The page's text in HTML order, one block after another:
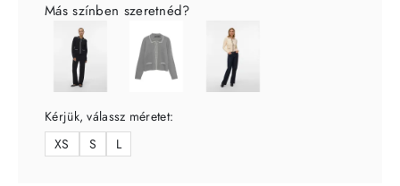
Más színben szeretnéd?
Kérjük, válassz méretet:
XS
S L